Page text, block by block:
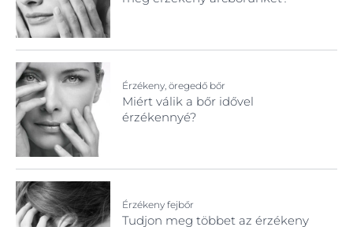
Érzékeny, öregedő bőr
Miért válik a bőr idővel
érzékennyé?
Érzékeny fejbőr
Tudjon meg többet az érzékeny